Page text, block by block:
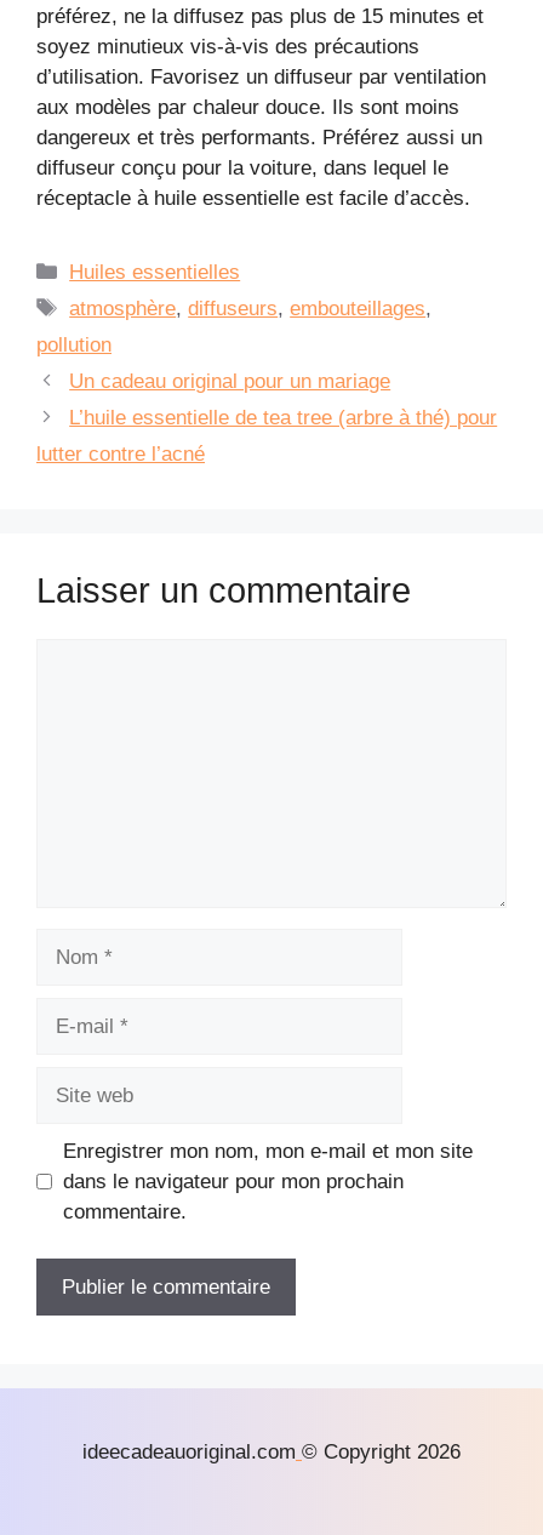
préférez, ne la diffusez pas plus de 15 minutes et
soyez minutieux vis-à-vis des précautions
d’utilisation. Favorisez un diffuseur par ventilation
aux modèles par chaleur douce. Ils sont moins
dangereux et très performants. Préférez aussi un
diffuseur conçu pour la voiture, dans lequel le
réceptacle à huile essentielle est facile d’accès.
Catégories
Huiles essentielles
Étiquettes
atmosphère,diffuseurs,embouteillages,
pollution
Un cadeau original pour un mariage
L’huile essentielle de tea tree (arbre à thé) pour
lutter contre l’acné
Laisser un commentaire
Enregistrer mon nom, mon e-mail et mon site
dans le navigateur pour mon prochain
commentaire.
ideecadeauoriginal.com © Copyright 2026